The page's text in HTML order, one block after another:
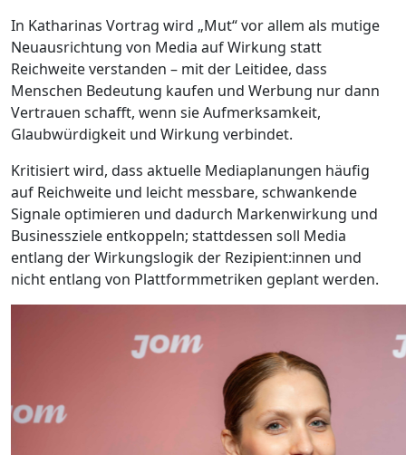
In Katharinas Vortrag wird „Mut“ vor allem als mutige
Neuausrichtung von Media auf Wirkung statt
Reichweite verstanden – mit der Leitidee, dass
Menschen Bedeutung kaufen und Werbung nur dann
Vertrauen schafft, wenn sie Aufmerksamkeit,
Glaubwürdigkeit und Wirkung verbindet.
Kritisiert wird, dass aktuelle Mediaplanungen häufig
auf Reichweite und leicht messbare, schwankende
Signale optimieren und dadurch Markenwirkung und
Businessziele entkoppeln; stattdessen soll Media
entlang der Wirkungslogik der Rezipient:innen und
nicht entlang von Plattformmetriken geplant werden.